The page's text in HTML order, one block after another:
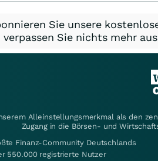
Sie unsere
verpassen Sie nichts mehr
Alleinstellungsmerkmal als den
Zugang in die Börsen- und
Finanz-Community Deutschlands
550.000 registrierte Nutzer